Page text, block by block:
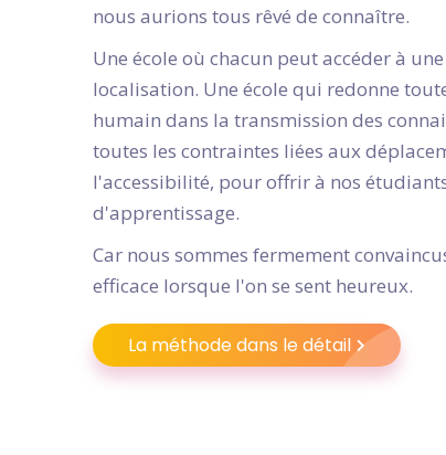
nous aurions tous rêvé de connaître.
Une école où chacun peut accéder à
localisation. Une école qui redonne
humain dans la transmission des
toutes les contraintes liées aux
l'accessibilité, pour offrir à nos
d'apprentissage.
Car nous sommes fermement
efficace lorsque l'on se sent heureux.
La méthode dans le détail